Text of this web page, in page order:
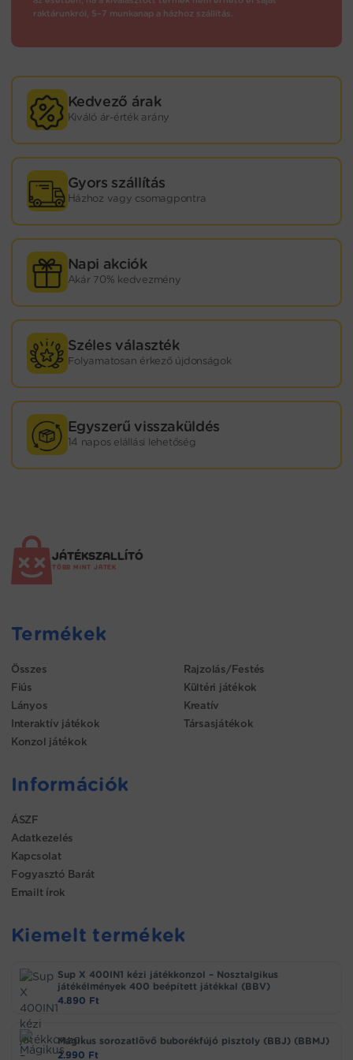
raktárunkról, 5–7 munkanap a házhoz szállítás.
Kedvező árak
Kiváló ár-érték arány
Gyors szállítás
Házhoz vagy csomagpontra
Napi akciók
Akár 70% kedvezmény
Széles választék
Folyamatosan érkező újdonságok
Egyszerű visszaküldés
14 napos elállási lehetőség
JÁTÉKSZALLÍTÓ
TÖBB MINT JÁTÉK
Termékek
Összes
Fiús
Lányos
Interaktív játékok
Konzol játékok
Rajzolás/Festés
Kültéri játékok
Kreatív
Társasjátékok
Információk
ÁSZF
Adatkezelés
Kapcsolat
Fogyasztó Barát
Emailt írok
Kiemelt termékek
Sup X 400IN1 kézi játékkonzol – Nosztalgikus
játékélmények 400 beépített játékkal (BBV)
4.890 Ft
Mágikus sorozatlövő buborékfújó pisztoly (BBJ) (BBMJ)
2.990 Ft